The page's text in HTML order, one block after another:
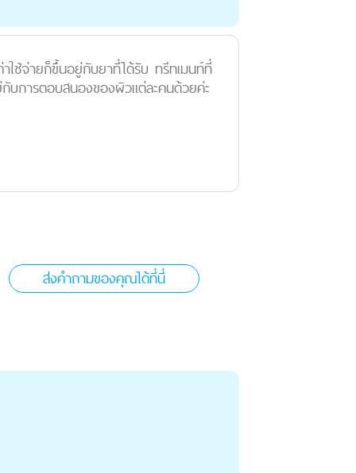
ใช้จ่ายก็ขึ้นอยู่กับยาที่ได้รับ ทรีทเมนท์ที่
บการตอบสนองของผิวแต่ละคนด้วยค่ะ
ส่งคำถามของคุณได้ที่นี่